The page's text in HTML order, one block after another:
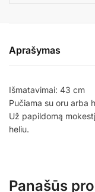
Aprašymas
Išmatavimai: 43 cm
Pučiama su oru arba
Už papildomą
heliu.
Panašūs